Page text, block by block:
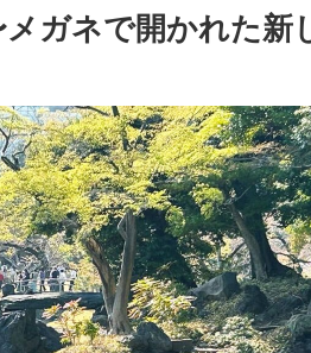
ガネで開かれた新